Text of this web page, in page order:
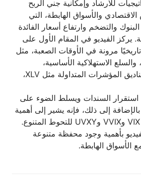
للارشاد وإمكانية جني الربح
والأسواق الهابطة، التي
والتضخم وارتفاع أسعار الفائدة
يركز الفيديو في المقام الأول على
مرونة في الأوقات الصعبة، مثل
الاستهلاكية الأساسية،
والمرافق، ويوصي بصناديق المؤشرات المتداولة مثل XLV،
استقرار السندات ويسلط الضوء على
إلى ذلك، فإنه يشير إلى أهمية
بأهمية وجود محفظة متنوعة
الأسواق الهابطة.